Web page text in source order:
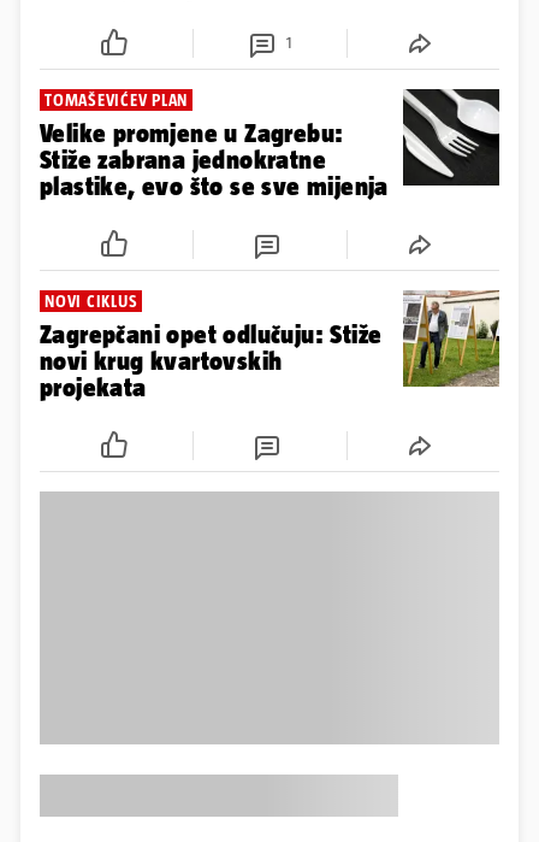
1
TOMAŠEVIĆEV PLAN
Velike promjene u Zagrebu:
Stiže zabrana jednokratne
plastike, evo što se sve mijenja
NOVI CIKLUS
Zagrepčani opet odlučuju: Stiže
novi krug kvartovskih
projekata